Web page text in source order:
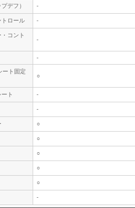
デフ） -
トロール -
コント
-
-
ート固定
○
ト -
-
○
○
○
○
○
-